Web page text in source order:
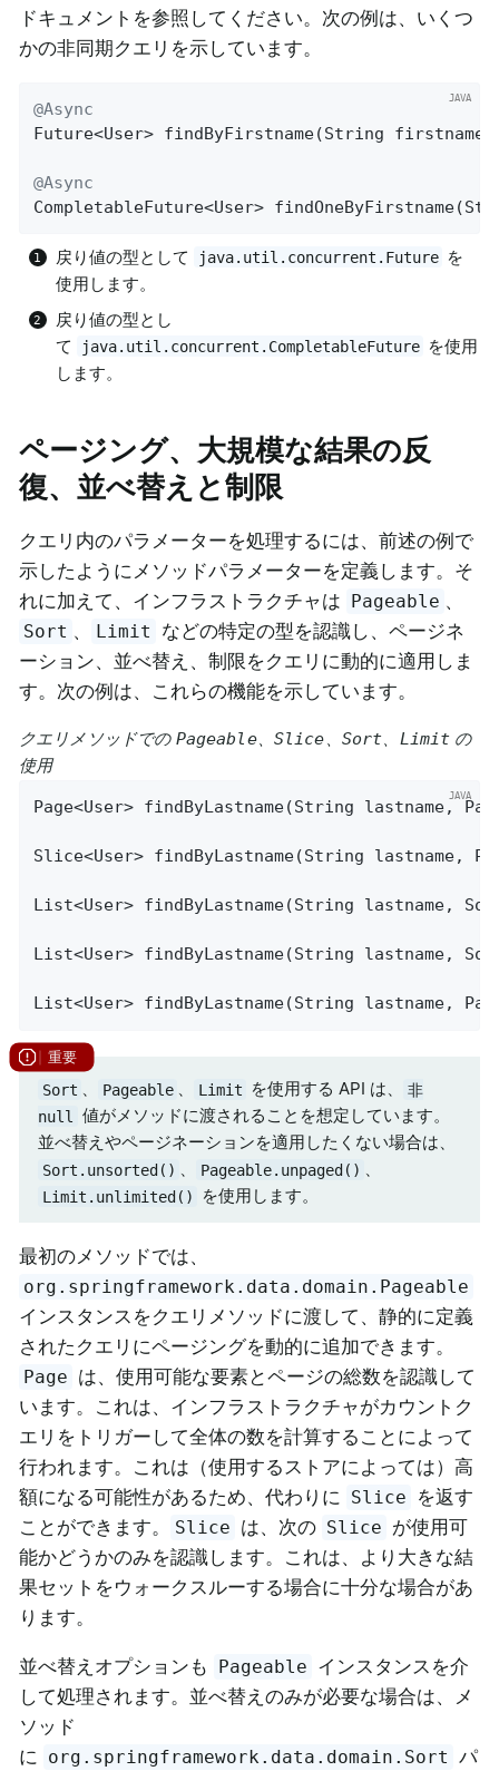
ドキュメントを参照してください。次の例は、いくつ
かの非同期クエリを示しています。
@Async
Future<User> findByFirstname(String firstname)
@Async
CompletableFuture<User> findOneByFirstname
戻り値の型として java.util.concurrent.Future を
使用します。
戻り値の型とし
て
java.util.concurrent.CompletableFuture を使用
します。
ページング、大規模な結果の反
復、並べ替えと制限
クエリ内のパラメーターを処理するには、前述の例で
示したようにメソッドパラメーターを定義します。そ
れに加えて、インフラストラクチャは Pageable 、
Sort 、 Limit
などの特定の型を認識し、ページネ
ーション、並べ替え、制限をクエリに動的に適用しま
す。次の例は、これらの機能を示しています。
クエリメソッドでの Pageable、 Slice、 Sort、 Limit の
使用
Page<User> findByLastname(String lastname,
Slice<User> findByLastname(String lastname,
List<User> findByLastname(String lastname,
List<User> findByLastname(String lastname,
List<User> findByLastname(String lastname,
Sort 、 Pageable 、 Limit を使用する API は、
非
null
値がメソッドに渡されることを想定しています。
並べ替えやページネーションを適用したくない場合は、
Sort.unsorted() 、 Pageable.unpaged() 、
Limit.unlimited() を使用します。
最初のメソッドでは、
org.springframework.data.domain.Pageable
インスタンスをクエリメソッドに渡して、静的に定義
されたクエリにページングを動的に追加できます。
Page は、使用可能な要素とページの総数を認識して
います。これは、インフラストラクチャがカウントク
エリをトリガーして全体の数を計算することによって
行われます。これは（使用するストアによっては）高
額になる可能性があるため、代わりに Slice
を返す
ことができます。
Slice は、次の Slice が使用可
能かどうかのみを認識します。これは、より大きな結
果セットをウォークスルーする場合に十分な場合があ
ります。
並べ替えオプションも Pageable インスタンスを介
して処理されます。並べ替えのみが必要な場合は、メ
ソッド
に org.springframework.data.domain.Sort パ